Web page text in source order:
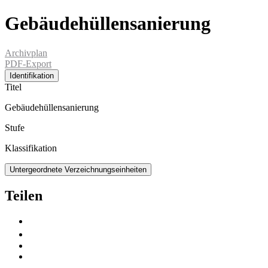
Gebäudehüllensanierung
Archivplan
PDF-Export
Identifikation
Titel
Gebäudehüllensanierung
Stufe
Klassifikation
Untergeordnete Verzeichnungseinheiten
Teilen